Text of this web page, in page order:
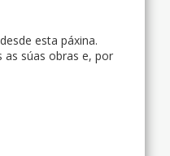
esta páxina.
súas obras e, por